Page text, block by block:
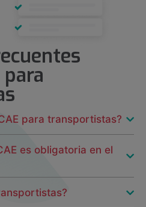
para transportistas?
es obligatoria en el